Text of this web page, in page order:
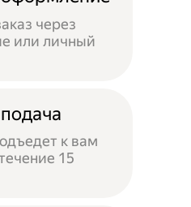
через
или личный
к вам
15